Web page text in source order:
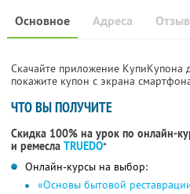
Основное Адреса
Скачайте приложение КупиКупона
покажите купон с экрана
ЧТО ВЫ ПОЛУЧИТЕ
Скидка 100% на урок по онлайн-
и ремесла TRUEDO*
Онлайн-курсы на выбор:
«Основы бытовой